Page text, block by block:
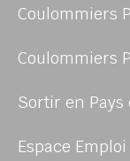
Coulommiers
Coulommiers
Sortir en Pays
Espace Emploi